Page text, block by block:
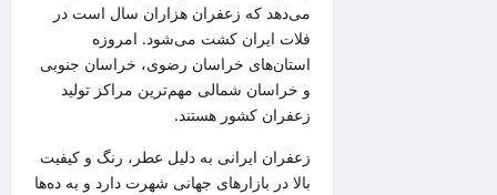
می‌دهد که زعفران هزاران سال است در
فلات ایران کشت می‌شود. امروزه
استان‌های خراسان رضوی، خراسان جنوبی
و خراسان شمالی مهم‌ترین مراکز تولید
زعفران کشور هستند.
زعفران ایرانی به دلیل عطر، رنگ و کیفیت
بالا در بازارهای جهانی شهرت دارد و به ده‌ها